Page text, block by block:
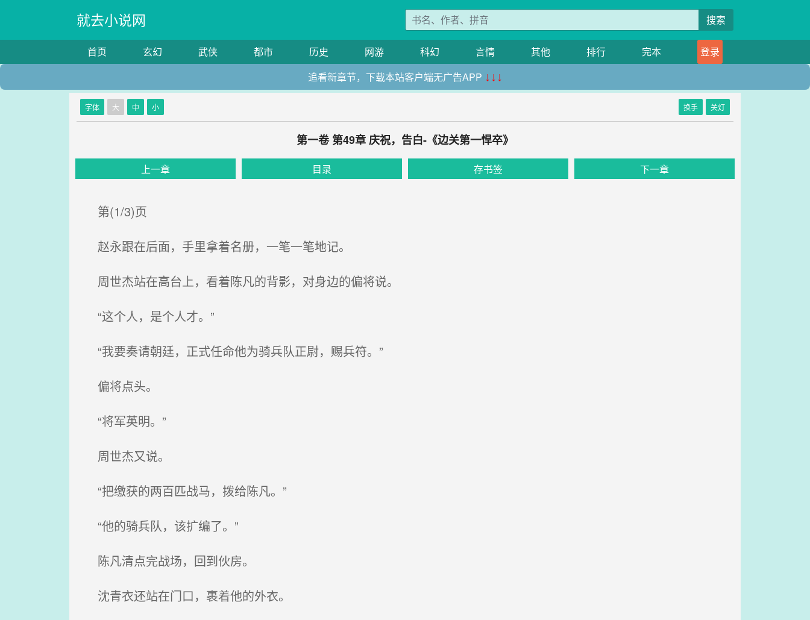
就去小说网 搜索
首页 玄幻 武侠 都市 历史 网游 科幻 言情 其他 排行 完本
登录
追看新章节，下载本站客户端无广告APP ↓↓↓
字体 大 中 小 换手 关灯
第一卷 第49章 庆祝，告白-《边关第一悍卒》
上一章 目录 存书签 下一章
第(1/3)页
赵永跟在后面，手里拿着名册，一笔一笔地记。
周世杰站在高台上，看着陈凡的背影，对身边的偏将说。
“这个人，是个人才。”
“我要奏请朝廷，正式任命他为骑兵队正尉，赐兵符。”
偏将点头。
“将军英明。”
周世杰又说。
“把缴获的两百匹战马，拨给陈凡。”
“他的骑兵队，该扩编了。”
陈凡清点完战场，回到伙房。
沈青衣还站在门口，裹着他的外衣。